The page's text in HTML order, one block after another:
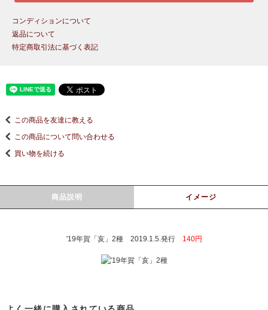
コンディションについて
返品について
特定商取引法に基づく表記
この商品を友達に教える
この商品について問い合わせる
買い物を続ける
商品説明 イメージ
'19年賀「亥」2種 2019.1.5.発行 140円